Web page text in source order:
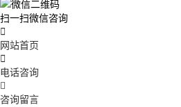
扫一扫微信咨询

网站首页

电话咨询

咨询留言